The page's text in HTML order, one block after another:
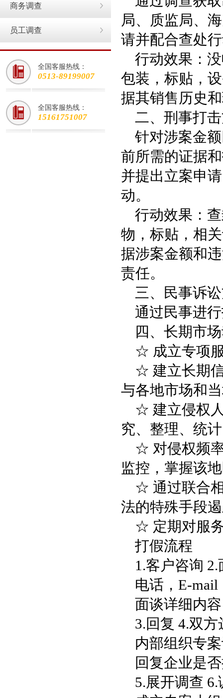
商务调查
员工调查
全国客服热线：
0513-89199007
全国客服热线：
15161751007
局、质监局、
请并配合查处
行动效果：
包装，标贴，
据其销售历史
二、刑事打
针对涉案金
前所需的证据
并提出立案申
动。
行动效果：
物，标贴，相
据涉案金额和
责任。
三、民事诉
通过民事进
四、长期市
☆ 成立专项
☆ 建立长期
与各地市场和
☆ 建立侵权
究、整理、统
☆ 对侵权频
监控，掌握该
☆ 通过联合
法的特殊手段
☆ 定期对服
打假流程
1.客户咨询
电话，E-
面谈详细内容
3.回复 4.双
内部组织专
回复企业是
5.展开调查